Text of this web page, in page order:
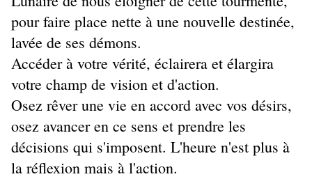
pour faire place nette à une nouvelle destinée,
lavée de ses démons.
Accéder à votre vérité, éclairera et élargira
votre champ de vision et d'action.
Osez rêver une vie en accord avec vos désirs,
osez avancer en ce sens et prendre les
décisions qui s'imposent. L'heure n'est plus à
la réflexion mais à l'action.